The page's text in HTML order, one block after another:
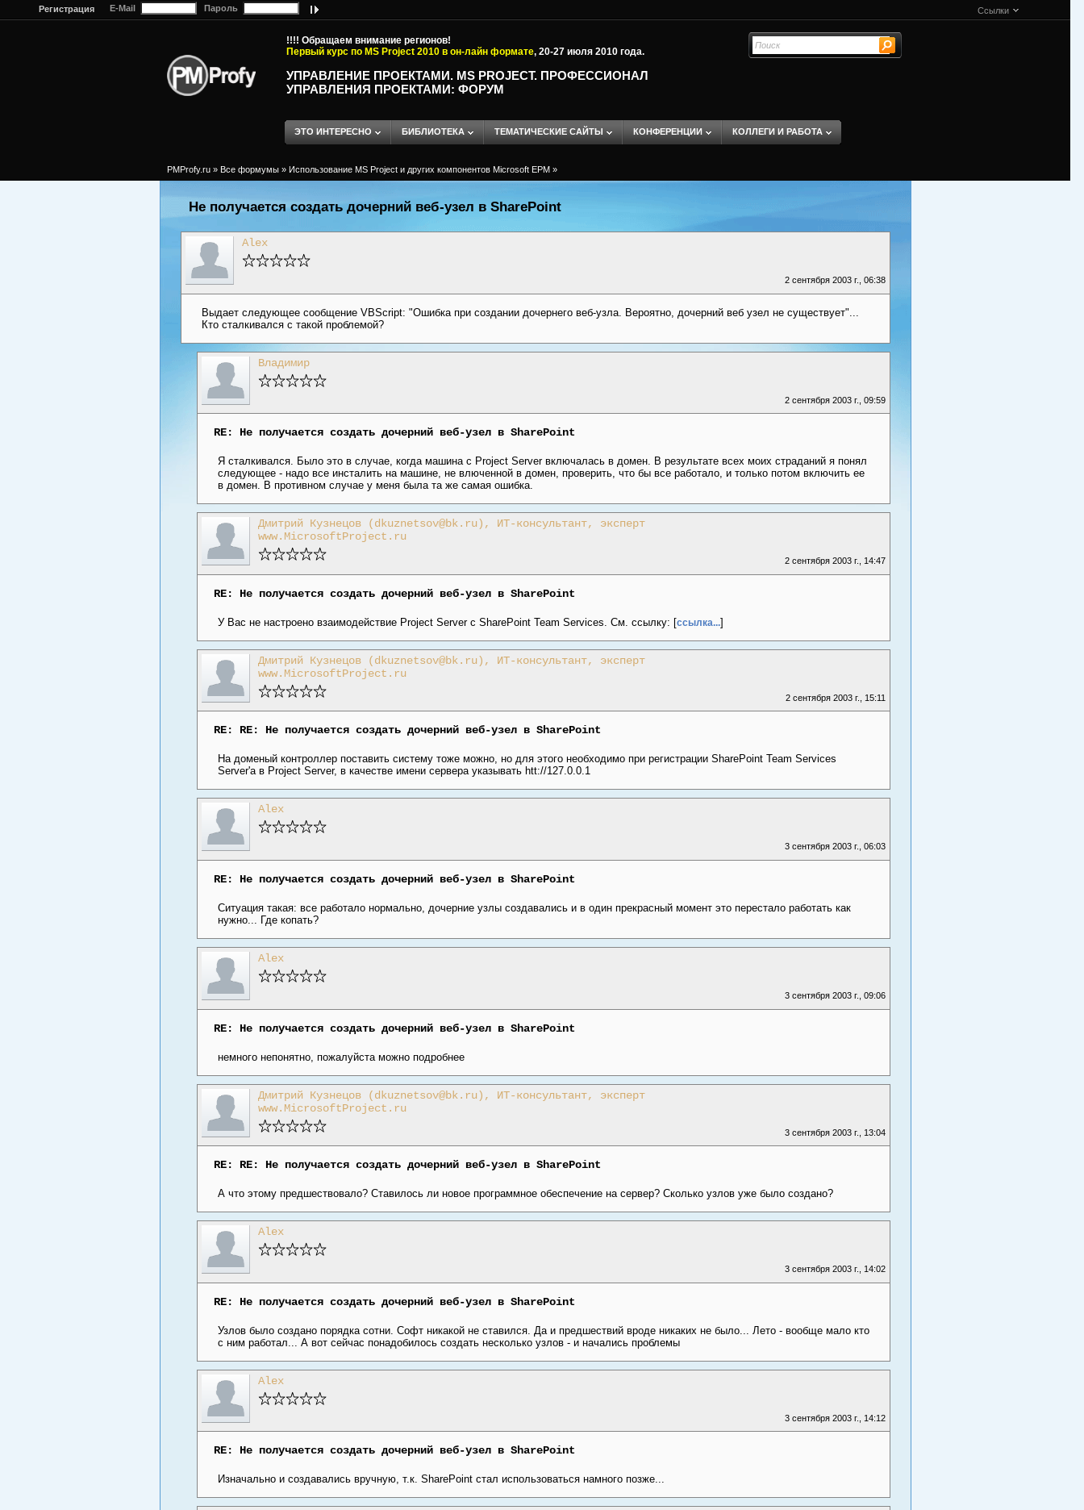
Регистрация E-Mail Пароль Ссылки
!!!! Обращаем внимание регионов!
Первый курс по MS Project 2010 в он-лайн формате, 20-27 июля 2010 года.
УПРАВЛЕНИЕ ПРОЕКТАМИ. MS PROJECT. ПРОФЕССИОНАЛ
УПРАВЛЕНИЯ ПРОЕКТАМИ: ФОРУМ
ЭТО ИНТЕРЕСНО БИБЛИОТЕКА ТЕМАТИЧЕСКИЕ САЙТЫ КОНФЕРЕНЦИИ КОЛЛЕГИ И РАБОТА
PMProfy.ru » Все формумы » Использование MS Project и других компонентов Microsoft EPM »
Не получается создать дочерний веб-узел в SharePoint
Alex
2 сентября 2003 г., 06:38
Выдает следующее сообщение VBScript: "Ошибка при создании дочернего веб-узла. Вероятно, дочерний веб узел не существует"...
Кто сталкивался с такой проблемой?
Владимир
2 сентября 2003 г., 09:59
RE: Не получается создать дочерний веб-узел в SharePoint
Я сталкивался. Было это в случае, когда машина с Project Server включалась в домен. В результате всех моих страданий я понял
следующее - надо все инсталить на машине, не влюченной в домен, проверить, что бы все работало, и только потом включить ее
в домен. В противном случае у меня была та же самая ошибка.
Дмитрий Кузнецов (dkuznetsov@bk.ru), ИТ-консультант, эксперт
www.MicrosoftProject.ru
2 сентября 2003 г., 14:47
RE: Не получается создать дочерний веб-узел в SharePoint
У Вас не настроено взаимодействие Project Server с SharePoint Team Services. См. ссылку: [ссылка...]
Дмитрий Кузнецов (dkuznetsov@bk.ru), ИТ-консультант, эксперт
www.MicrosoftProject.ru
2 сентября 2003 г., 15:11
RE: RE: Не получается создать дочерний веб-узел в SharePoint
На доменый контроллер поставить систему тоже можно, но для этого необходимо при регистрации SharePoint Team Services
Server'a в Project Server, в качестве имени сервера указывать htt://127.0.0.1
Alex
3 сентября 2003 г., 06:03
RE: Не получается создать дочерний веб-узел в SharePoint
Ситуация такая: все работало нормально, дочерние узлы создавались и в один прекрасный момент это перестало работать как
нужно... Где копать?
Alex
3 сентября 2003 г., 09:06
RE: Не получается создать дочерний веб-узел в SharePoint
немного непонятно, пожалуйста можно подробнее
Дмитрий Кузнецов (dkuznetsov@bk.ru), ИТ-консультант, эксперт
www.MicrosoftProject.ru
3 сентября 2003 г., 13:04
RE: RE: Не получается создать дочерний веб-узел в SharePoint
А что этому предшествовало? Ставилось ли новое программное обеспечение на сервер? Сколько узлов уже было создано?
Alex
3 сентября 2003 г., 14:02
RE: Не получается создать дочерний веб-узел в SharePoint
Узлов было создано порядка сотни. Софт никакой не ставился. Да и предшествий вроде никаких не было... Лето - вообще мало кто
с ним работал... А вот сейчас понадобилось создать несколько узлов - и начались проблемы
Alex
3 сентября 2003 г., 14:12
RE: Не получается создать дочерний веб-узел в SharePoint
Изначально и создавались вручную, т.к. SharePoint стал использоваться намного позже...